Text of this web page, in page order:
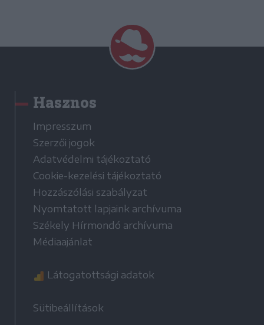
Hasznos
Impresszum
Szerzői jogok
Adatvédelmi tájékoztató
Cookie-kezelési tájékoztató
Hozzászólási szabályzat
Nyomtatott lapjaink archívuma
Székely Hírmondó archívuma
Médiaajánlat
Látogatottsági adatok
Sütibeállítások